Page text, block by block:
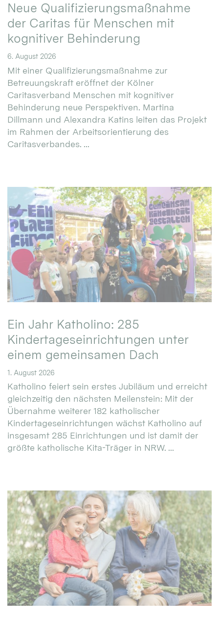
Neue Qualifizierungsmaßnahme
der Caritas für Menschen mit
kognitiver Behinderung
6. August 2026
Mit einer Qualifizierungsmaßnahme zur
Betreuungskraft eröffnet der Kölner
Caritasverband Menschen mit kognitiver
Behinderung neue Perspektiven. Martina
Dillmann und Alexandra Katins leiten das Projekt
im Rahmen der Arbeitsorientierung des
Caritasverbandes. ...
Ein Jahr Katholino: 285
Kindertageseinrichtungen unter
einem gemeinsamen Dach
1. August 2026
Katholino feiert sein erstes Jubiläum und erreicht
gleichzeitig den nächsten Meilenstein: Mit der
Übernahme weiterer 182 katholischer
Kindertageseinrichtungen wächst Katholino auf
insgesamt 285 Einrichtungen und ist damit der
größte katholische Kita-Träger in NRW. ...